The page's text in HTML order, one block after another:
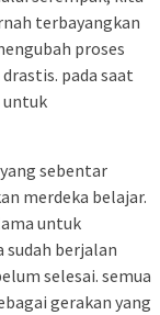
terbayangkan
proses
pada saat
untuk
sebentar
merdeka belajar.
untuk
sudah berjalan
selesai. semua
gerakan yang